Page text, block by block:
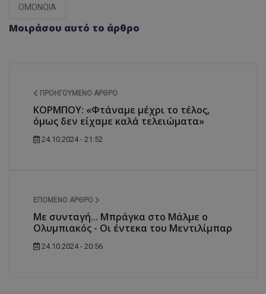
ΟΜΟΝΟΙΑ
Μοιράσου αυτό το άρθρο
ΠΡΟΗΓΟΎΜΕΝΟ ΆΡΘΡΟ
ΚΟΡΜΠΟΥ: «Φτάναμε μέχρι το τέλος,
όμως δεν είχαμε καλά τελειώματα»
24.10.2024 - 21:52
ΕΠΌΜΕΝΟ ΆΡΘΡΟ
Με συνταγή... Μπράγκα στο Μάλμε ο
Ολυμπιακός - Οι έντεκα του Μεντιλίμπαρ
24.10.2024 - 20:56